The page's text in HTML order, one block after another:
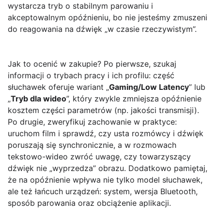
wystarcza tryb o stabilnym parowaniu i
akceptowalnym opóźnieniu, bo nie jesteśmy zmuszeni
do reagowania na dźwięk „w czasie rzeczywistym”.
Jak to ocenić w zakupie? Po pierwsze, szukaj
informacji o trybach pracy i ich profilu: część
słuchawek oferuje wariant „Gaming/Low Latency” lub
„Tryb dla wideo”, który zwykle zmniejsza opóźnienie
kosztem części parametrów (np. jakości transmisji).
Po drugie, zweryfikuj zachowanie w praktyce:
uruchom film i sprawdź, czy usta rozmówcy i dźwięk
poruszają się synchronicznie, a w rozmowach
tekstowo-wideo zwróć uwagę, czy towarzyszący
dźwięk nie „wyprzedza” obrazu. Dodatkowo pamiętaj,
że na opóźnienie wpływa nie tylko model słuchawek,
ale też łańcuch urządzeń: system, wersja Bluetooth,
sposób parowania oraz obciążenie aplikacji.